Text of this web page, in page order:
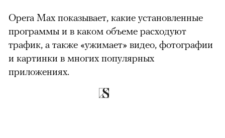
Opera Max показывает, какие установленные
программы и в каком объеме расходуют
трафик, а также «ужимает» видео, фотографии
и картинки в многих популярных
приложениях.